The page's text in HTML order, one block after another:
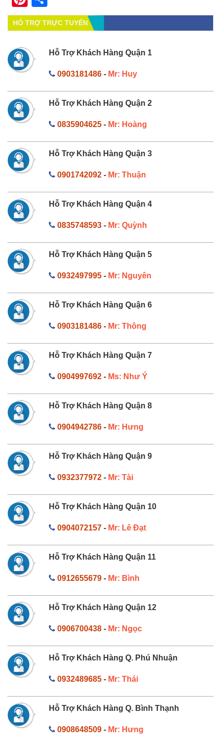
HỔ TRỢ TRỰC TUYẾN
Hỗ Trợ Khách Hàng Quận 1
0903181486- Mr: Huy
Hỗ Trợ Khách Hàng Quận 2
0835904625- Mr: Hoàng
Hỗ Trợ Khách Hàng Quận 3
0901742092- Mr: Thuận
Hỗ Trợ Khách Hàng Quận 4
0835748593- Mr: Quỳnh
Hỗ Trợ Khách Hàng Quận 5
0932497995- Mr: Nguyên
Hỗ Trợ Khách Hàng Quận 6
0903181486- Mr: Thông
Hỗ Trợ Khách Hàng Quận 7
0904997692- Ms: Như Ý
Hỗ Trợ Khách Hàng Quận 8
0904942786- Mr: Hưng
Hỗ Trợ Khách Hàng Quận 9
0932377972- Mr: Tài
Hỗ Trợ Khách Hàng Quận 10
0904072157- Mr: Lê Đạt
Hỗ Trợ Khách Hàng Quận 11
0912655679- Mr: Bình
Hỗ Trợ Khách Hàng Quận 12
0906700438- Mr: Ngọc
Hỗ Trợ Khách Hàng Q. Phú Nhuận
0932489685- Mr: Thái
Hỗ Trợ Khách Hàng Q. Bình Thạnh
0908648509- Mr: Hưng